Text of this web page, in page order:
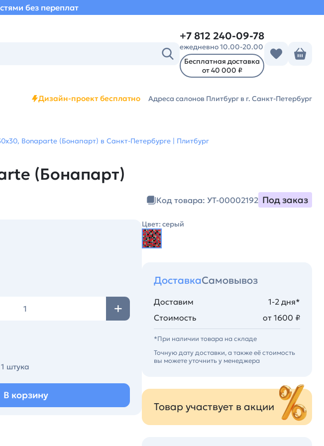
без переплат
+7 812 240-09-78
ежедневно 10.00-20.00
Бесплатная доставка
от 40 000 ₽
Дизайн-проект бесплатно Адреса салонов Плитбург в г. Санкт-Петербург
Bonaparte (Бонапарт) в Санкт-Петербурге | Плитбург
(Бонапарт)
Код товара: УТ-00002192 Под заказ
штука
В корзину
Цвет: серый
ДоставкаСамовывоз
Доставим
1-2 дня*
Стоимость
от 1600 ₽
*При наличии товара на складе
Точную дату доставки, а также её стоимость
вы можете уточнить у менеджера
Товар участвует в акции